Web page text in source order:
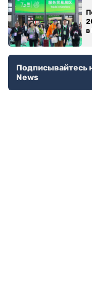
в
Подписывайтесь
News